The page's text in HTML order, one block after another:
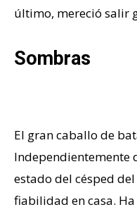
último, mereció salir
Sombras
El gran caballo de
Independientemente
estado del césped
fiabilidad en casa.